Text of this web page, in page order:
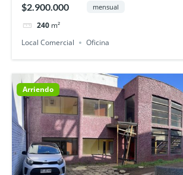
$2.900.000 mensual
240 m²
Local Comercial
Oficina
Arriendo